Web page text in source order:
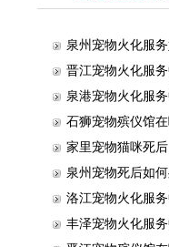
泉州宠物火化服
晋江宠物火化服
泉港宠物火化服
石狮宠物殡仪馆
家里宠物猫咪死
泉州宠物死后如
洛江宠物火化服
丰泽宠物火化服